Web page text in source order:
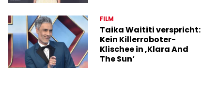
FILM
Taika Waititi verspricht:
Kein Killerroboter-
Klischee in ‚Klara And
The Sun‘